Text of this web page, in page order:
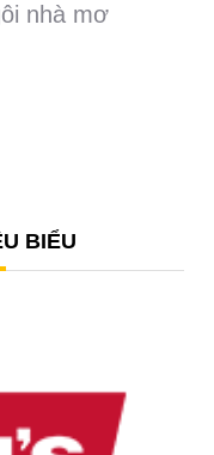
nhà mơ
BIỂU